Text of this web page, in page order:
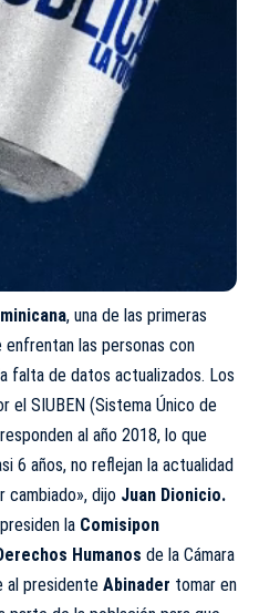
, una de las primeras
las personas con
falta de datos actualizados. Los
el SIUBEN (Sistema Único de
al año 2018, lo que
6 años, no reflejan la actualidad
cambiado», dijo Juan Dionicio.
la Comisipon
Humanos de la Cámara
al presidente Abinader tomar en